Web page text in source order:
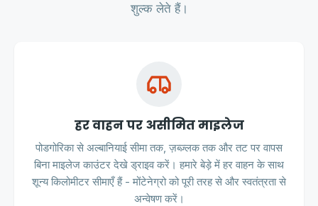
शुल्क लेते हैं।
हर वाहन पर असीमित माइलेज
पोडगोरिका से अल्बानियाई सीमा तक, ज़ब्ज़्लक तक और तट पर वापस
बिना माइलेज काउंटर देखे ड्राइव करें। हमारे बेड़े में हर वाहन के साथ
शून्य किलोमीटर सीमाएँ हैं - मोंटेनेग्रो को पूरी तरह से और स्वतंत्रता से
अन्वेषण करें।